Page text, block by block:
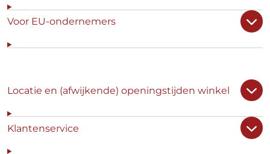
Voor EU-ondernemers
Locatie en (afwijkende) openingstijden winkel
Klantenservice